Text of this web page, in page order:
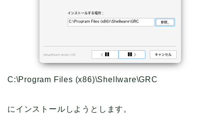
C:\Program Files (x86)\Shellware\GRC
にインストールしようとします。